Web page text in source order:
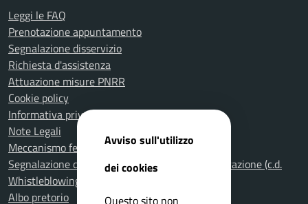
Leggi le FAQ
Prenotazione appuntamento
Segnalazione disservizio
Richiesta d'assistenza
Attuazione misure PNRR
Cookie policy
Informativa privacy
Note Legali
Meccanismo feedback per l'accessibilità
Segnalazione di illeciti nella Pubblica Amministrazione (c.d.
Whistleblowing)
Albo pretorio
Avviso sull'utilizzo
dei cookies
Questo sito non